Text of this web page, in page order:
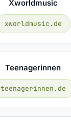
Xworldmusic
xworldmusic.de
Teenagerinnen
teenagerinnen.de